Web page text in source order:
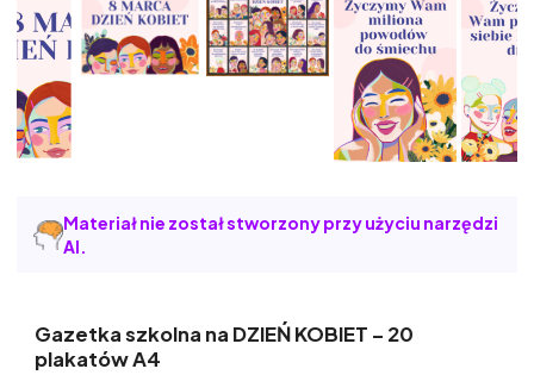
Materiał nie został stworzony przy użyciu narzędzi
AI.
Gazetka szkolna na DZIEŃ KOBIET – 20
plakatów A4